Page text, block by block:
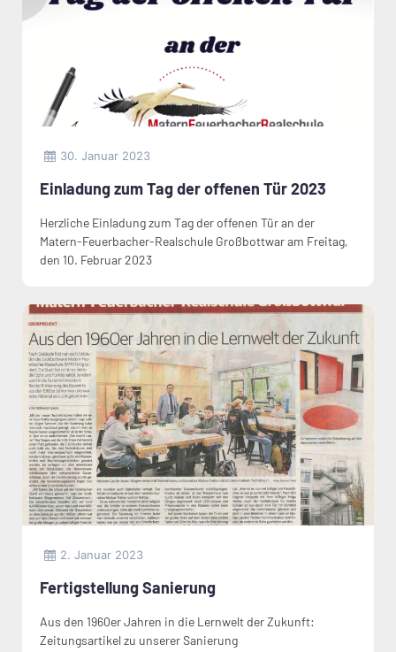
30. Januar 2023
Einladung zum Tag der offenen Tür 2023
Herzliche Einladung zum Tag der offenen Tür an der
Matern-Feuerbacher-Realschule Großbottwar am Freitag,
den 10. Februar 2023
2. Januar 2023
Fertigstellung Sanierung
Aus den 1960er Jahren in die Lernwelt der Zukunft​:
Zeitungsartikel zu unserer Sanierung